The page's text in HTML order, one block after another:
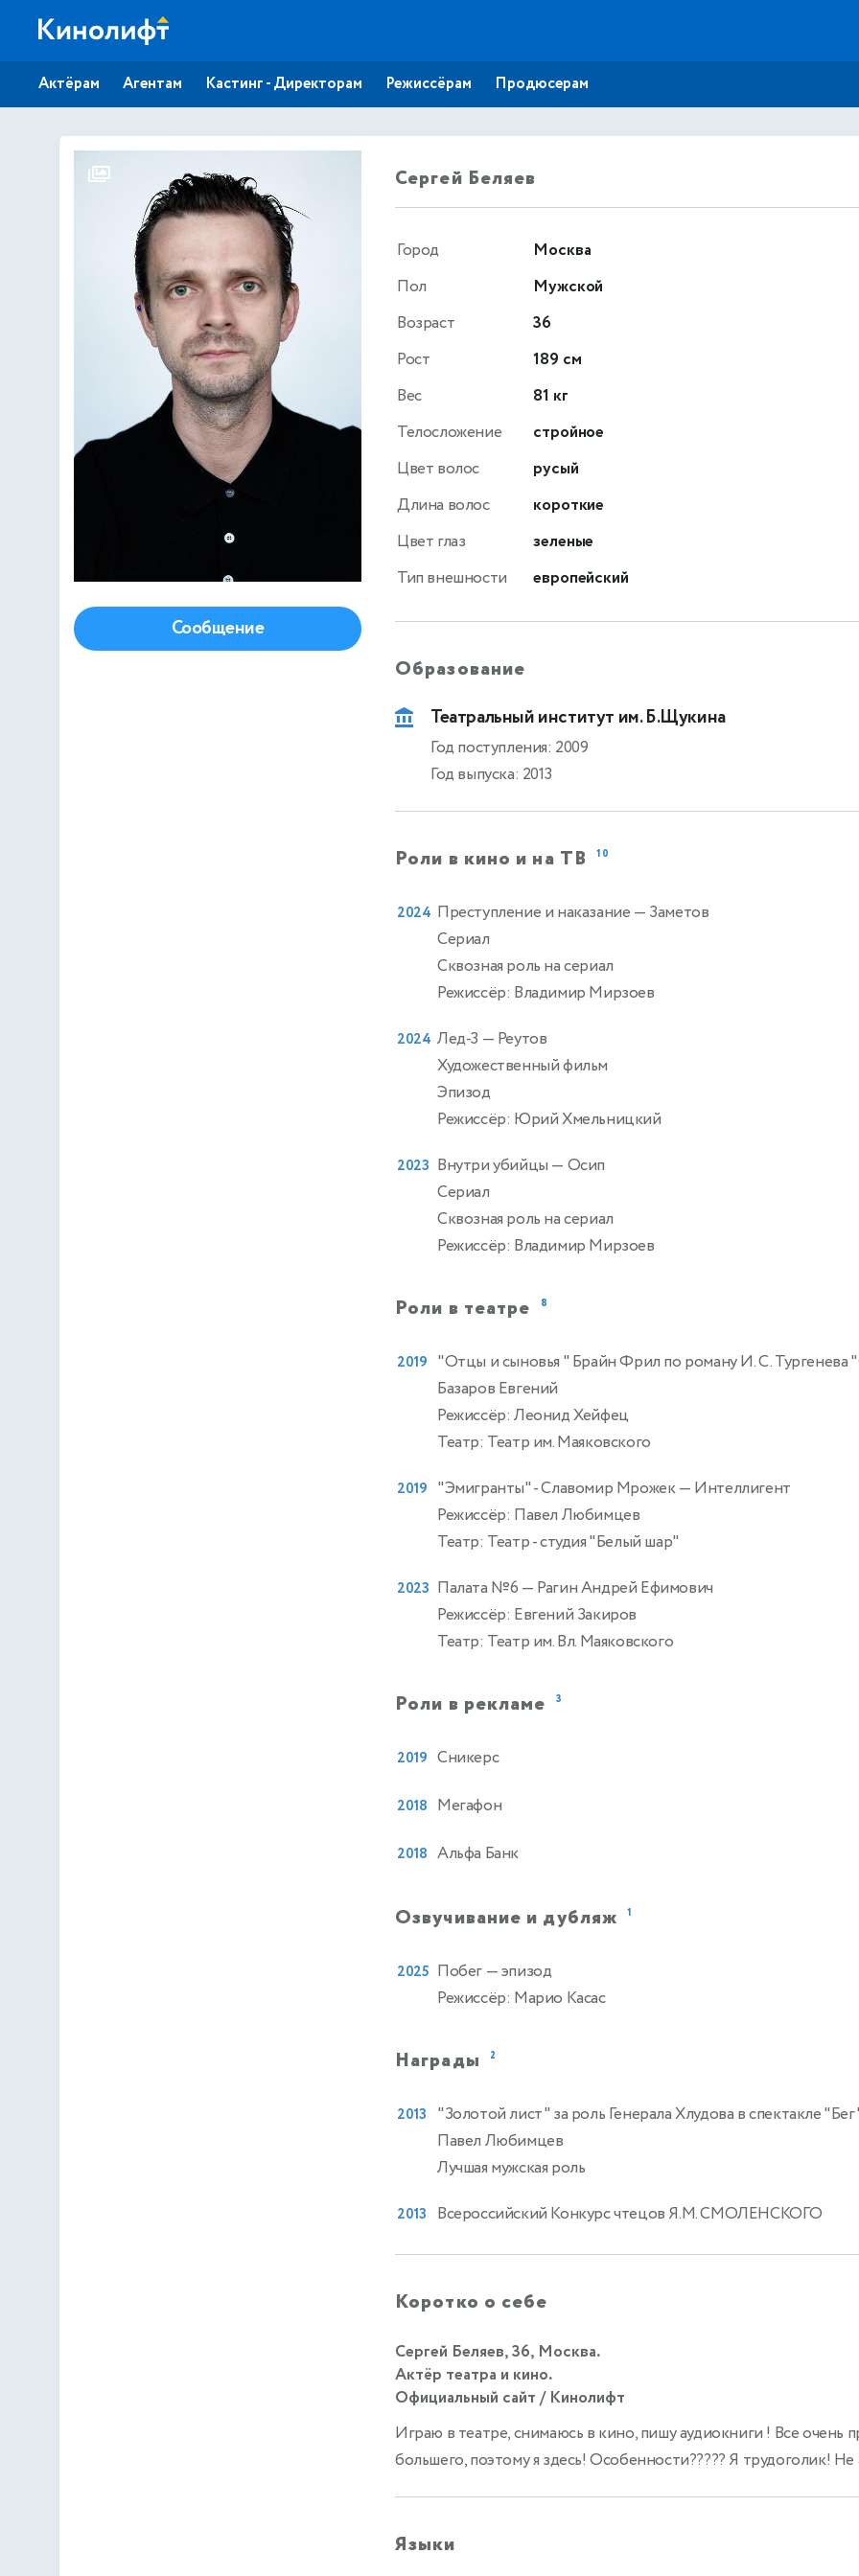
Актёрам Агентам Кастинг - Директорам Режиссёрам Продюсерам
Сообщение
Сергей Беляев
Город
Москва
Пол
Мужской
Возраст
36
Рост
189 см
Вес
81 кг
Телосложение
стройное
Цвет волос
русый
Длина волос
короткие
Цвет глаз
зеленые
Тип внешности
европейский
Образование
Театральный институт им. Б.Щукина
Год поступления: 2009
Год выпуска: 2013
Роли в кино и на ТВ10
2024 Преступление и наказание — Заметов
Сериал
Сквозная роль на сериал
Режиссёр: Владимир Мирзоев
2024 Лед-3 — Реутов
Художественный фильм
Эпизод
Режиссёр: Юрий Хмельницкий
2023 Внутри убийцы — Осип
Сериал
Сквозная роль на сериал
Режиссёр: Владимир Мирзоев
Роли в театре 8
2019 "Отцы и сыновья " Брайн Фрил по роману И. С. Тургенева
Базаров Евгений
Режиссёр: Леонид Хейфец
Театр: Театр им. Маяковского
2019 "Эмигранты" - Славомир Мрожек— Интеллигент
Режиссёр: Павел Любимцев
Театр: Театр - студия "Белый шар"
2023 Палата №6 — Рагин Андрей Ефимович
Режиссёр: Евгений Закиров
Театр: Театр им. Вл. Маяковского
Роли в рекламе 3
2019 Сникерс
2018 Мегафон
2018 Альфа Банк
Озвучивание и дубляж1
2025 Побег — эпизод
Режиссёр: Марио Касас
Награды 2
2013
"Золотой лист" за роль Генерала Хлудова в спектакле
Павел Любимцев
Лучшая мужская роль
2013 Всероссийский Конкурс чтецов Я.М. СМОЛЕНСКОГО
Коротко о себе
Сергей Беляев, 36, Москва.
Актёр театра и кино.
Официальный сайт / Кинолифт
Играю в театре, снимаюсь в кино, пишу аудиокниги ! Все очень
большего, поэтому я здесь! Особенности????? Я трудоголик! Не
Языки